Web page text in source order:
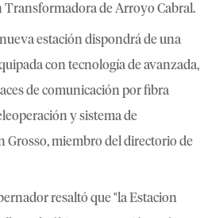
Transformadora de Arroyo Cabral.
estación dispondrá de una
con tecnología de avanzada,
de comunicación por fibra
y sistema de
Grosso, miembro del directorio de
resaltó que "la Estacion